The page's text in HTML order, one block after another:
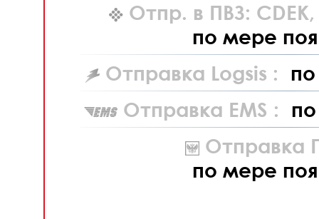
Отпр. в ПВЗ: CDEK,
по мере
Отправка Logsis :
Отправка EMS :
Отправка
по мере